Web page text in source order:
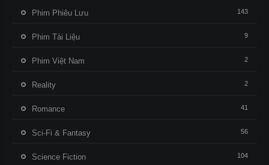
Phim Phiêu Lưu 143
Phim Tài Liệu 9
Phim Việt Nam 2
Reality 2
Romance 41
Sci-Fi & Fantasy 56
Science Fiction 104